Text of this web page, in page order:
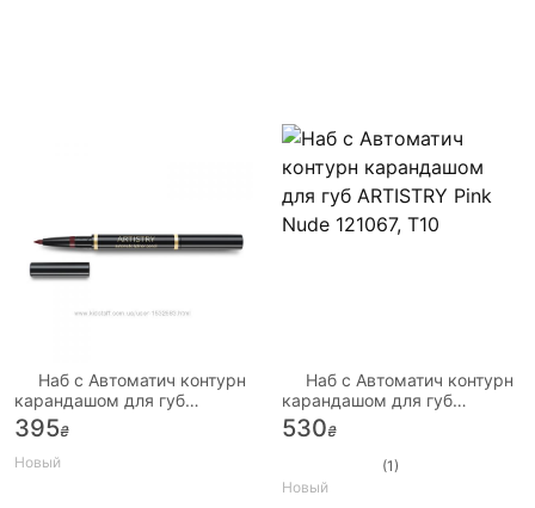
Наб с Автоматич контурн
карандашом для губ
ARTISTRY SpicedWine
121069, Т10
395₴
Новый
Наб с Автоматич контурн
карандашом для губ
ARTISTRY Pink Nude 121067,
Т10
530₴
(1)
Новый